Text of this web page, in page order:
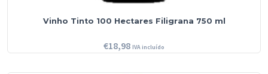
Vinho Tinto 100 Hectares Filigrana 750 ml
€18,98 IVA incluído